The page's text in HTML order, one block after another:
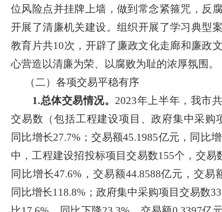
位风险点并挂牌上墙，做到常念紧箍咒，反
开展了清廉机关建设。组织开展了学习典型
教育片共10次，开辟了廉政文化走廊和廉政
心营造以清廉为荣、以腐败为耻的浓厚氛围。
（二）各项交易平稳有序
1.总体交易情况。 2023年上半年，我市
交易数（包括工程建设项目、政府集中采购
同比增长27.7%；交易额45.1985亿元，同比
中，工程建设招投标项目交易数155个，交易
同比增长47.6%，交易额44.8588亿元，交易
同比增长118.8%；政府集中采购项目交易数